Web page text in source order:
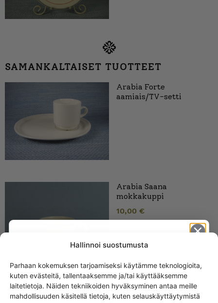
Hallinnoi suostumusta
Parhaan kokemuksen tarjoamiseksi käytämme teknologioita,
kuten evästeitä, tallentaaksemme ja/tai käyttääksemme
laitetietoja. Näiden tekniikoiden hyväksyminen antaa meille
mahdollisuuden käsitellä tietoja, kuten selauskäyttäytymistä
SAMANKALTAISET TUOTTEET
Arabia Forte
aamiais/TV-setti
Arabia Saana
mokkakuppi
10,00 €
Get -5%
off?